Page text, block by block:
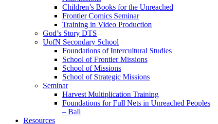
Children’s Books for the Unreached
Frontier Comics Seminar
Training in Video Production
God’s Story DTS
UofN Secondary School
Foundations of Intercultural Studies
School of Frontier Missions
School of Missions
School of Strategic Missions
Seminar
Harvest Multiplication Training
Foundations for Full Nets in Unreached Peoples
– Bali
Resources